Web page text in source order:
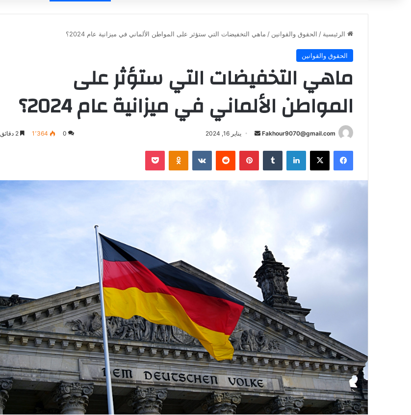
الرئيسية / الحقوق والقوانين / ماهي التخفيضات التي ستؤثر على المواطن الألماني في ميزانية عام 2024؟
الحقوق والقوانين
ماهي التخفيضات التي ستؤثر على
المواطن الألماني في ميزانية عام 2024؟
Fakhour9070@gmail.com
أرسل
إلكترونيا
يناير 16, 2024 0 1٬364
فيسبوك ‫X لينكدإن بينتيريست Odnoklassniki
‫Pocket